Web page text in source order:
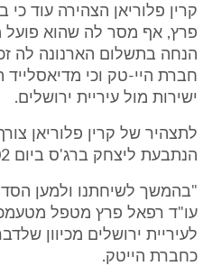
קרין פלוריאן הצהירה עוד
פרץ, אף מסר לה שהוא פועל
הנחה בתשלום הארנונה לה
חברת היי-טק וכי
ישירות מול עיריית ירושלים.
לתצהיר של קרין פלוריאן
הנתבעת ליצחק ברג'ס ביום 5.6.02 בו נכתב:
"בהמשך לשיחתנו ולמען
עו"ד רפאל פרץ מטפל
לעיריית ירושלים מכיוון
כחברת הייטק.